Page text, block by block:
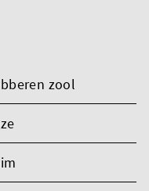
zool